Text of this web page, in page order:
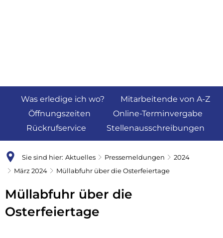
Was erledige ich wo?
Mitarbeitende von A-Z
Öffnungszeiten
Online-Terminvergabe
Rückrufservice
Stellenausschreibungen
Sie sind hier: Aktuelles Pressemeldungen
2024
März 2024
Müllabfuhr über die Osterfeiertage
Müllabfuhr über die
Osterfeiertage